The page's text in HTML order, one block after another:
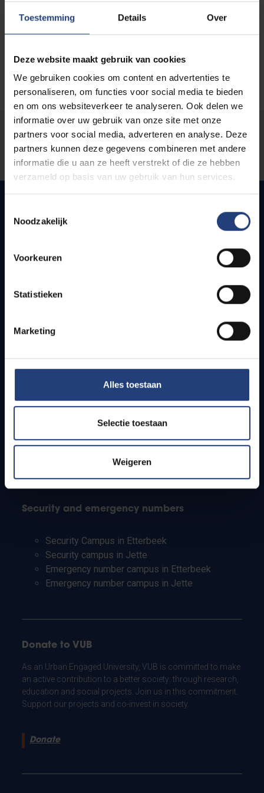
Toestemming Details Over
Deze website maakt gebruik van cookies
We gebruiken cookies om content en advertenties te
personaliseren, om functies voor social media te bieden
en om ons websiteverkeer te analyseren. Ook delen we
informatie over uw gebruik van onze site met onze
partners voor social media, adverteren en analyse. Deze
partners kunnen deze gegevens combineren met andere
informatie die u aan ze heeft verstrekt of die ze hebben
verzameld op basis van uw gebruik van hun services.
Noodzakelijk
Voorkeuren
Statistieken
Marketing
Alles toestaan
Selectie toestaan
Weigeren
Was there an error on this page?
Quick links
Webmail
How to get to the VUB campuses
Campus facilities
Info for
Students
Teachers and secondary schools
Working students
International students
Security and emergency numbers
Security Campus in Etterbeek
Security campus in Jette
Emergency number campus in Etterbeek
Emergency number campus in Jette
Donate to VUB
As an Urban Engaged University, VUB is committed to make
an active contribution to a better society: through research,
education and social projects. Join us in this commitment.
Support our projects and co-invest in society.
Donate